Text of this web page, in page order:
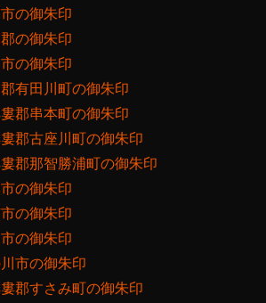
の御朱印
の御朱印
の御朱印
有田川町の御朱印
郡串本町の御朱印
郡古座川町の御朱印
郡那智勝浦町の御朱印
の御朱印
の御朱印
の御朱印
市の御朱印
郡すさみ町の御朱印